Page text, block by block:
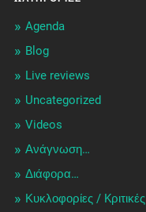
Agenda
Blog
Live reviews
Uncategorized
Videos
Ανάγνωση…
Διάφορα…
Κυκλοφορίες / Kριτικές